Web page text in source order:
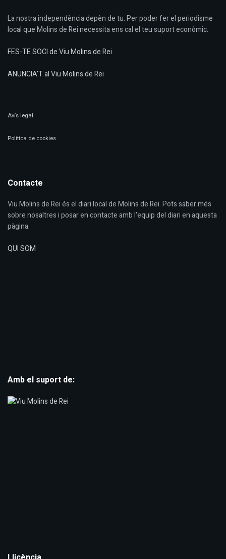
La nostra independència depèn de tu. Per poder fer el periodisme
local que Molins de Rei necessita ens cal el teu suport econòmic.
FES-TE SOCI de Viu Molins de Rei
ANUNCIA'T al Viu Molins de Rei
Avís legal
Política de cookies
Contacte
Viu Molins de Rei és el diari local de Molins de Rei. Pots saber més
sobre nosaltres i posar en contacte amb l'equip del diari en aquesta
pàgina:
QUI SOM
Amb el suport de: